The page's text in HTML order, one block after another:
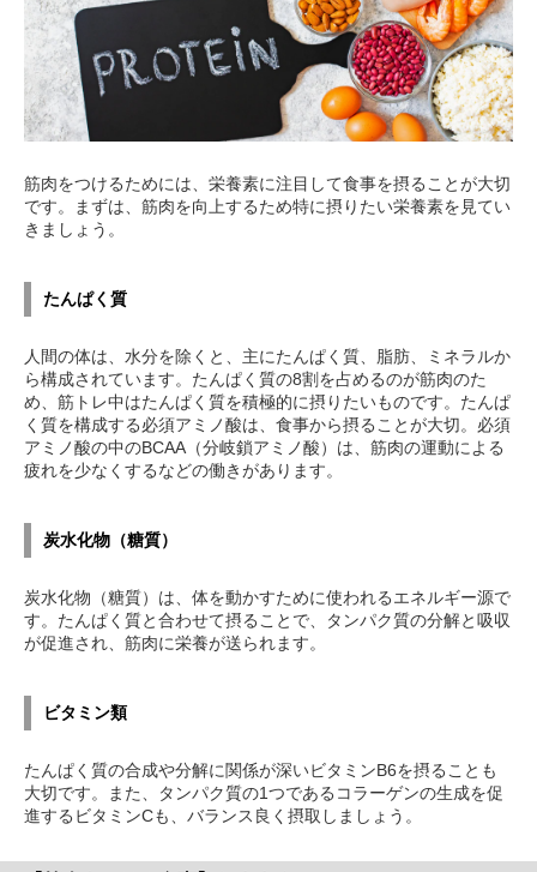
筋肉をつけるためには、栄養素に注目して食事を摂ることが大切
です。まずは、筋肉を向上するため特に摂りたい栄養素を見てい
きましょう。
たんぱく質
人間の体は、水分を除くと、主にたんぱく質、脂肪、ミネラルか
ら構成されています。たんぱく質の8割を占めるのが筋肉のた
め、筋トレ中はたんぱく質を積極的に摂りたいものです。たんぱ
く質を構成する必須アミノ酸は、食事から摂ることが大切。必須
アミノ酸の中のBCAA（分岐鎖アミノ酸）は、筋肉の運動による
疲れを少なくするなどの働きがあります。
炭水化物（糖質）
炭水化物（糖質）は、体を動かすために使われるエネルギー源で
す。たんぱく質と合わせて摂ることで、タンパク質の分解と吸収
が促進され、筋肉に栄養が送られます。
ビタミン類
たんぱく質の合成や分解に関係が深いビタミンB6を摂ることも
大切です。また、タンパク質の1つであるコラーゲンの生成を促
進するビタミンCも、バランス良く摂取しましょう。